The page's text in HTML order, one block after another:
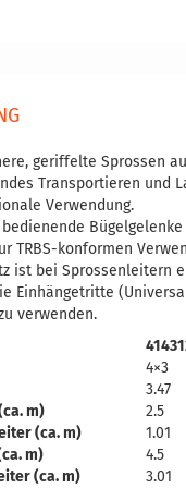
geriffelte Sprossen
Transportieren und
Verwendung.
TRBS-konformen
ist bei Sprossenleitern
Einhängetritte
verwenden.
4×3
3.47
m)
2.5
(ca. m)
1.01
m)
4.5
(ca. m)
3.01